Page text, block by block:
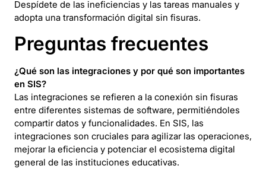
Despídete de las ineficiencias y las tareas manuales y
adopta una transformación digital sin fisuras.
Preguntas frecuentes
¿Qué son las integraciones y por qué son importantes
en SIS?
Las integraciones se refieren a la conexión sin fisuras
entre diferentes sistemas de software, permitiéndoles
compartir datos y funcionalidades. En SIS, las
integraciones son cruciales para agilizar las operaciones,
mejorar la eficiencia y potenciar el ecosistema digital
general de las instituciones educativas.